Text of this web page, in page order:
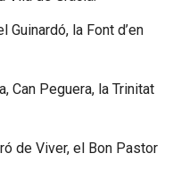
Guinardó, la Font d’en
Can Peguera, la Trinitat
de Viver, el Bon Pastor